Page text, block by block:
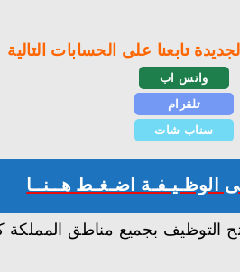
تابعنا على الحسابات التالية
واتس اب
تلقرام
سناب شات
الوظـيـفـة اضـغـط هــنــا
بجميع مناطق المملكة